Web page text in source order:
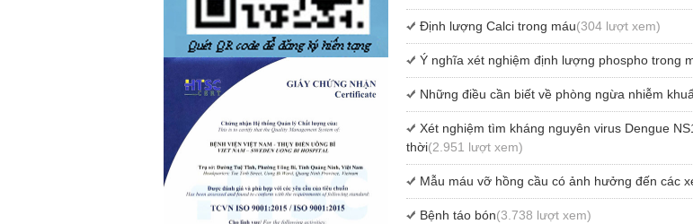
Định lượng Calci trong máu(304 lượt xem)
Ý nghĩa xét nghiệm định lượng phospho trong
Những điều cần biết về phòng ngừa nhiễm
Xét nghiệm tìm kháng nguyên virus Dengue
thời(2.951 lượt xem)
Mẫu máu vỡ hồng cầu có ảnh hưởng đến các
Bệnh táo bón(3.738 lượt xem)